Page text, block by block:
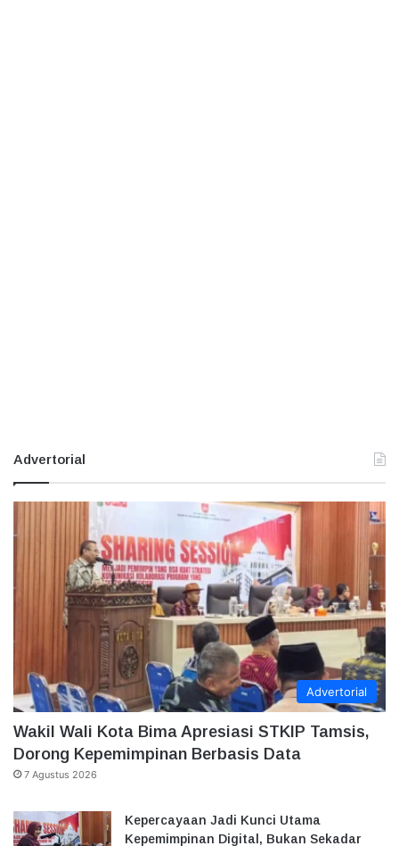
Advertorial
Advertorial
Wakil Wali Kota Bima Apresiasi STKIP Tamsis,
Dorong Kepemimpinan Berbasis Data
7 Agustus 2026
Kepercayaan Jadi Kunci Utama
Kepemimpinan Digital, Bukan Sekadar